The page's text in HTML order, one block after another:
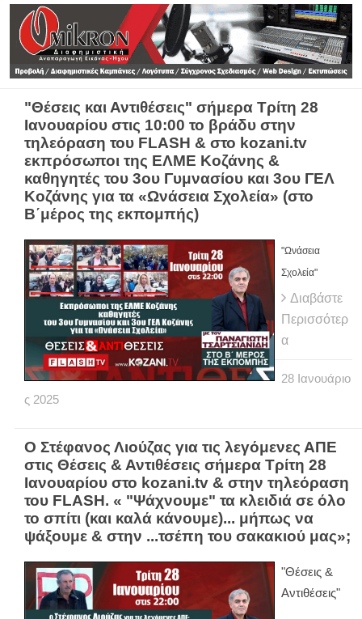
"Θέσεις και Αντιθέσεις" σήμερα Τρίτη 28
Ιανουαρίου στις 10:00 το βράδυ στην
τηλεόραση του FLASH & στο kozani.tv
εκπρόσωποι της ΕΛΜΕ Κοζάνης &
καθηγητές του 3ου Γυμνασίου και 3ου ΓΕΛ
Κοζάνης για τα «Ωνάσεια Σχολεία» (στο
Β΄μέρος της εκπομπής)
"Ωνάσεια
Σχολεία"
Διαβάστε
Περισσότερ
α
28 Ιανουάριο
ς 2025
Ο Στέφανος Λιούζας για τις λεγόμενες ΑΠΕ
στις Θέσεις & Αντιθέσεις σήμερα Τρίτη 28
Ιανουαρίου στο kozani.tv & στην τηλεόραση
του FLASH. « "Ψάχνουμε" τα κλειδιά σε όλο
το σπίτι (και καλά κάνουμε)... μήπως να
ψάξουμε & στην ...τσέπη του σακακιού μας»;
"Θέσεις &
Αντιθέσεις"